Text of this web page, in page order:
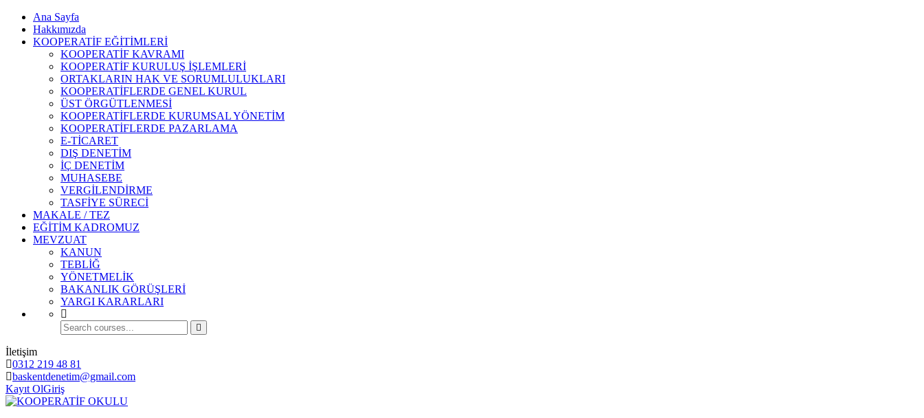
Ana Sayfa
Hakkımızda
KOOPERATİF EĞİTİMLERİ
KOOPERATİF KAVRAMI
KOOPERATİF KURULUŞ İŞLEMLERİ
ORTAKLARIN HAK VE SORUMLULUKLARI
KOOPERATİFLERDE GENEL KURUL
ÜST ÖRGÜTLENMESİ
KOOPERATİFLERDE KURUMSAL YÖNETİM
KOOPERATİFLERDE PAZARLAMA
E-TİCARET
DIŞ DENETİM
İÇ DENETİM
MUHASEBE
VERGİLENDİRME
TASFİYE SÜRECİ
MAKALE / TEZ
EĞİTİM KADROMUZ
MEVZUAT
KANUN
TEBLİĞ
YÖNETMELİK
BAKANLIK GÖRÜŞLERİ
YARGI KARARLARI
İletişim
0312 219 48 81
baskentdenetim@gmail.com
Kayıt OlGiriş